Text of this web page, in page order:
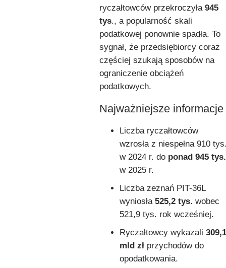
ryczałtowców przekroczyła 945
tys., a popularność skali
podatkowej ponownie spadła. To
sygnał, że przedsiębiorcy coraz
częściej szukają sposobów na
ograniczenie obciążeń
podatkowych.
Najważniejsze informacje
Liczba ryczałtowców
wzrosła z niespełna 910
w 2024 r. do ponad 945 tys.
w 2025 r.
Liczba zeznań PIT-36L
wyniosła 525,2 tys. wobec
521,9 tys. rok wcześniej.
Ryczałtowcy wykazali 309,1
mld zł przychodów do
opodatkowania.